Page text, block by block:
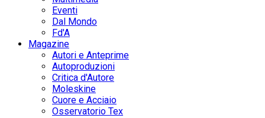
Eventi
Dal Mondo
Fd'A
Magazine
Autori e Anteprime
Autoproduzioni
Critica d'Autore
Moleskine
Cuore e Acciaio
Osservatorio Tex